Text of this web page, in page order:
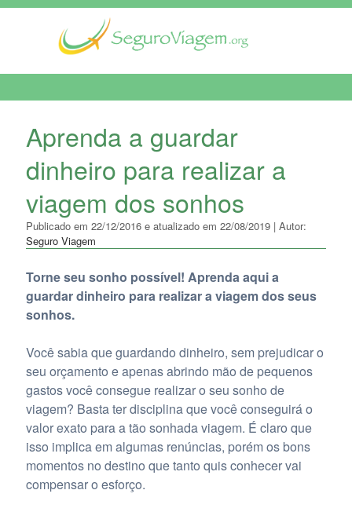
Aprenda a guardar
dinheiro para realizar a
viagem dos sonhos
Publicado em 22/12/2016 e atualizado em 22/08/2019 | Autor:
Seguro Viagem
Torne seu sonho possível! Aprenda aqui a
guardar dinheiro para realizar a viagem dos seus
sonhos.
Você sabia que guardando dinheiro, sem prejudicar o
seu orçamento e apenas abrindo mão de pequenos
gastos você consegue realizar o seu sonho de
viagem? Basta ter disciplina que você conseguirá o
valor exato para a tão sonhada viagem. É claro que
isso implica em algumas renúncias, porém os bons
momentos no destino que tanto quis conhecer vai
compensar o esforço.